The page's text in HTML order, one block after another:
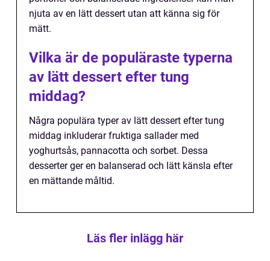
njuta av en lätt dessert utan att känna sig för
mätt.
Vilka är de populäraste typerna
av lätt dessert efter tung
middag?
Några populära typer av lätt dessert efter tung
middag inkluderar fruktiga sallader med
yoghurtsås, pannacotta och sorbet. Dessa
desserter ger en balanserad och lätt känsla efter
en mättande måltid.
Läs fler inlägg här